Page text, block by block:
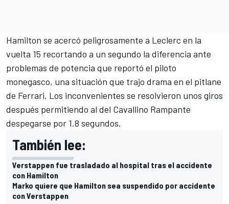
Hamilton se acercó peligrosamente a Leclerc en la
vuelta 15 recortando a un segundo la diferencia ante
problemas de potencia que reportó el piloto
monegasco, una situación que trajo drama en el pitlane
de Ferrari. Los inconvenientes se resolvieron unos giros
después permitiendo al del Cavallino Rampante
despegarse por 1.8 segundos.
También lee:
Verstappen fue trasladado al hospital tras el accidente
con Hamilton
Marko quiere que Hamilton sea suspendido por accidente
con Verstappen